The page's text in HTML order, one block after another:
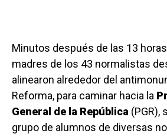
Minutos después de las 13
madres de los 43 normalistas
alinearon alrededor del
Reforma, para caminar hacia la
General de la República (PGR),
grupo de alumnos de diversas